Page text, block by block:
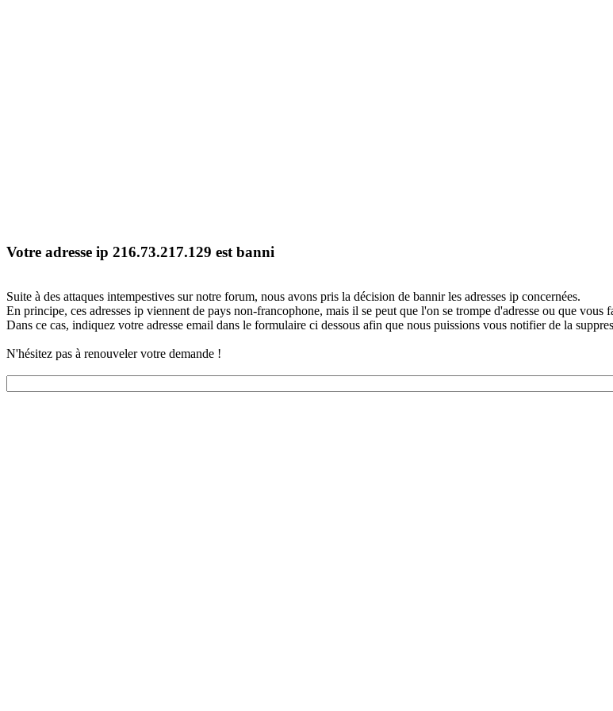
Votre adresse ip 216.73.217.129 est banni
Suite à des attaques intempestives sur notre forum, nous avons pris la décision de bannir les adresses ip concernées.
En principe, ces adresses ip viennent de pays non-francophone, mais il se peut que l'on se trompe d'adresse ou que vous
Dans ce cas, indiquez votre adresse email dans le formulaire ci dessous afin que nous puissions vous notifier de la
N'hésitez pas à renouveler votre demande !